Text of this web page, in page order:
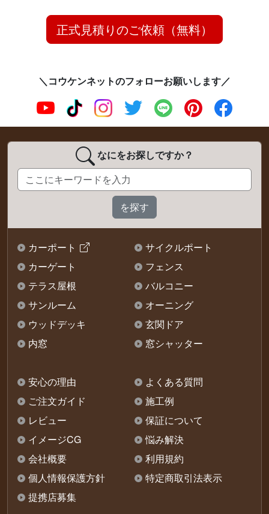
正式見積りのご依頼（無料）
＼コウケンネットのフォローお願いします／
なにをお探しですか？
カーポート
サイクルポート
カーゲート
フェンス
テラス屋根
バルコニー
サンルーム
オーニング
ウッドデッキ
玄関ドア
内窓
窓シャッター
安心の理由
よくある質問
ご注文ガイド
施工例
レビュー
保証について
イメージCG
悩み解決
会社概要
利用規約
個人情報保護方針
特定商取引法表示
提携店募集